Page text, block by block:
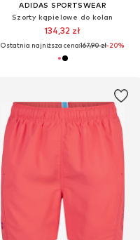
ADIDAS SPORTSWEAR
Szorty kąpielowe do kolan
134,32 zł
Ostatnia najniższa cena:167,90 zł-20%